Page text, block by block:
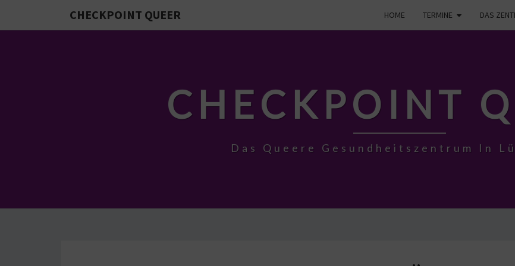
CHECKPOINT QUEER HOME TERMINE DAS
CHECKPOINT
Das Queere Gesundheitszentrum In